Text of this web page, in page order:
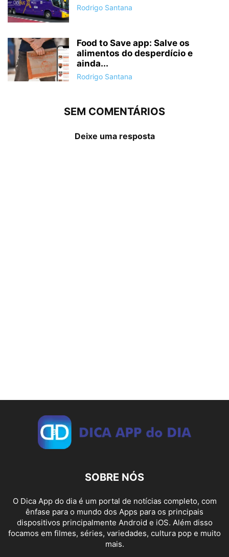
Rodrigo Santana
Food to Save app: Salve os
alimentos do desperdício e
ainda...
Rodrigo Santana
SEM COMENTÁRIOS
Deixe uma resposta
SOBRE NÓS
O Dica App do dia é um portal de notícias completo, com
ênfase para o mundo dos Apps para os principais
dispositivos principalmente Android e iOS. Além disso
focamos em filmes, séries, variedades, cultura pop e muito
mais.